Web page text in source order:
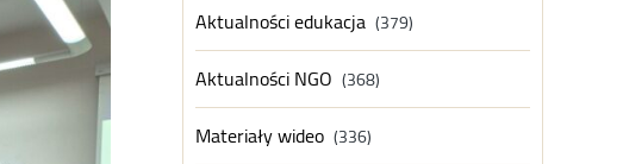
Aktualności edukacja (379)
Aktualności NGO (368)
Materiały wideo (336)